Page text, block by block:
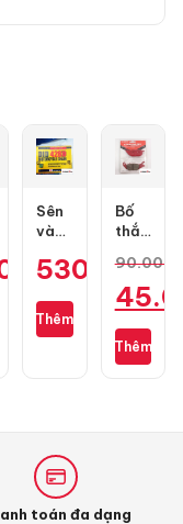
₫ ₫
Sên
vàng
9 ly
(chính
hãng)
530.000₫
Thêm
Bố
thắng
RCB
trước
1 pis
cho
Exciter
135
90.000
Giá
gốc
là:
Giá
hiện
Thêm
toán đa dạng